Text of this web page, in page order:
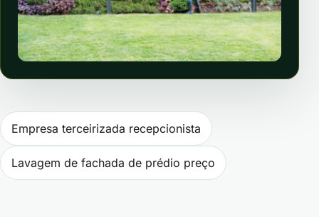
Navegação de Post
Empresa terceirizada recepcionista
Lavagem de fachada de prédio preço